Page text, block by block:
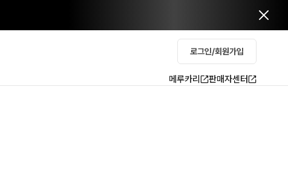
로그인/회원가입
메루카리 판매자센터